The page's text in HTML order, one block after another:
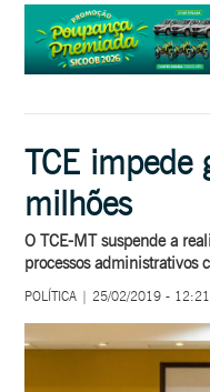
TCE
milhões
O TCE-MT suspende a
processos administrativos
POLÍTICA | 25/02/2019 -